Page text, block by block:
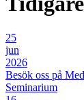
25
jun
2026
Besök oss på
Seminarium